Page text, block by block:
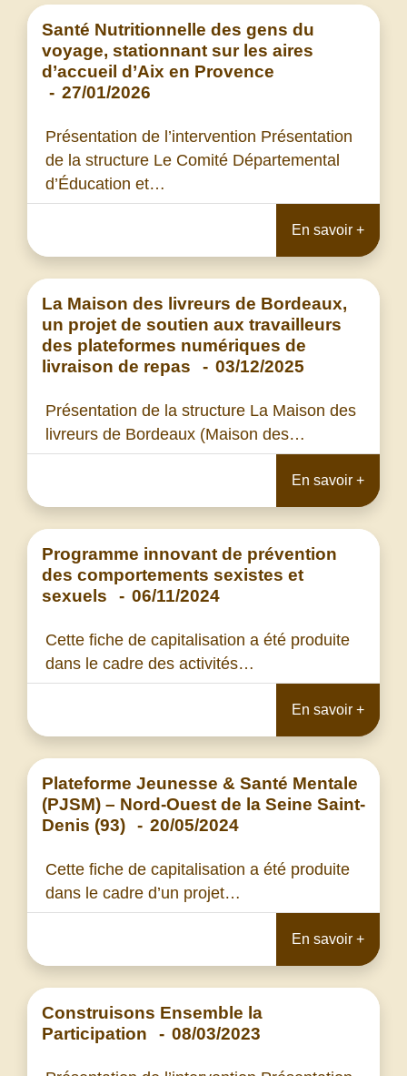
Santé Nutritionnelle des gens du
voyage, stationnant sur les aires
d’accueil d’Aix en Provence
- 27/01/2026
Présentation de l’intervention Présentation
de la structure Le Comité Départemental
d’Éducation et…
En savoir +
La Maison des livreurs de Bordeaux,
un projet de soutien aux travailleurs
des plateformes numériques de
livraison de repas
- 03/12/2025
Présentation de la structure La Maison des
livreurs de Bordeaux (Maison des…
En savoir +
Programme innovant de prévention
des comportements sexistes et
sexuels
- 06/11/2024
Cette fiche de capitalisation a été produite
dans le cadre des activités…
En savoir +
Plateforme Jeunesse & Santé Mentale
(PJSM) – Nord-Ouest de la Seine Saint-
Denis (93)
- 20/05/2024
Cette fiche de capitalisation a été produite
dans le cadre d’un projet…
En savoir +
Construisons Ensemble la
Participation
- 08/03/2023